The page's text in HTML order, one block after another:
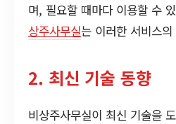
며, 필요할 때마다 이용할 수
상주사무실는 이러한 서비스
2. 최신 기술 동향
비상주사무실이 최신 기술을